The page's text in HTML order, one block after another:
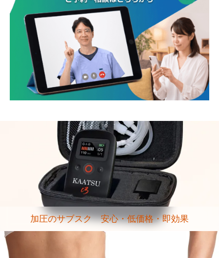
加圧のサブスク 安心・低価格・即効果